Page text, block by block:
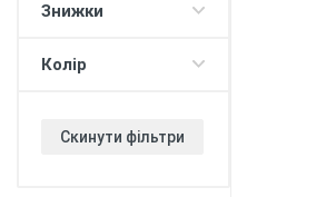
протоколу)
будинку/офісу
електромобіля
Знижки
Колір
Скинути фільтри